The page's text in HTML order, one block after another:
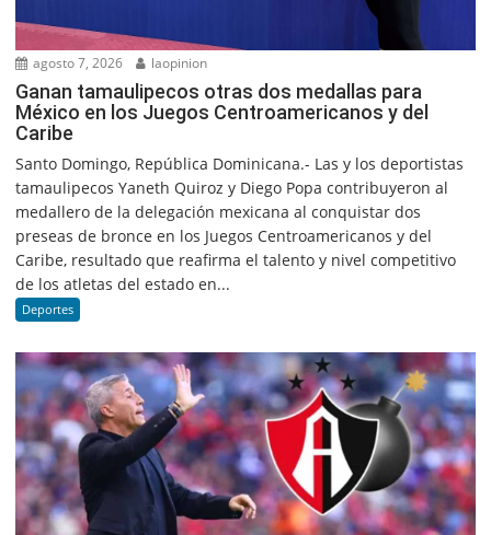
agosto 7, 2026 laopinion
Ganan tamaulipecos otras dos medallas para
México en los Juegos Centroamericanos y del
Caribe
Santo Domingo, República Dominicana.- Las y los deportistas
tamaulipecos Yaneth Quiroz y Diego Popa contribuyeron al
medallero de la delegación mexicana al conquistar dos
preseas de bronce en los Juegos Centroamericanos y del
Caribe, resultado que reafirma el talento y nivel competitivo
de los atletas del estado en...
Deportes